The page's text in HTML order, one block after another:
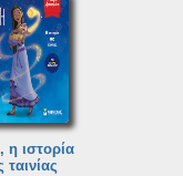
η ιστορία
ταινίας